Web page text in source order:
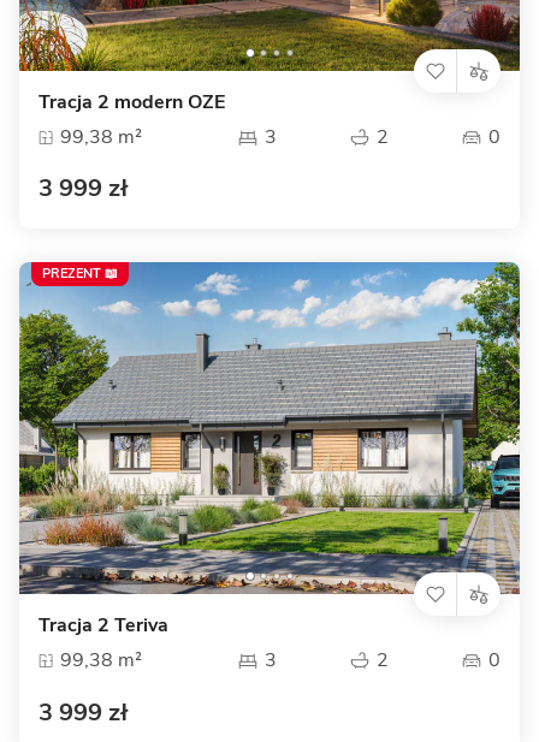
Tracja 2 modern OZE
99,38 m²
3 2 0
3 999 zł
Tracja 2 Teriva
99,38 m²
3 2 0
3 999 zł
PREZENT 📖